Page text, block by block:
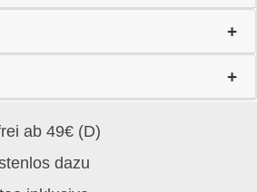
ab 49€ (D)
dazu